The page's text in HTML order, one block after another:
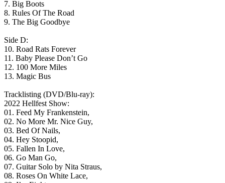
7. Big Boots
8. Rules Of The Road
9. The Big Goodbye
Side D:
10. Road Rats Forever
11. Baby Please Don’t Go
12. 100 More Miles
13. Magic Bus
Tracklisting (DVD/Blu-ray):
2022 Hellfest Show:
01. Feed My Frankenstein,
02. No More Mr. Nice Guy,
03. Bed Of Nails,
04. Hey Stoopid,
05. Fallen In Love,
06. Go Man Go,
07. Guitar Solo by Nita Straus,
08. Roses On White Lace,